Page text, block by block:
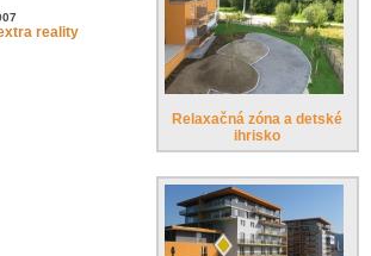
reality
Relaxačná zóna a detské
ihrisko